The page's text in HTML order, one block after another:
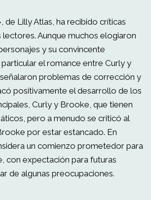
de Lilly Atlas, ha recibido críticas
lectores. Aunque muchos elogiaron
y su convincente
el romance entre Curly y
problemas de corrección y
positivamente el desarrollo de los
Curly y Brooke, que tienen
pero a menudo se criticó al
por estar estancado. En
un comienzo prometedor para
con expectación para futuras
de algunas preocupaciones.